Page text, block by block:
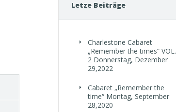
Letze Beiträge
Charlestone Cabaret
„Remember the times“ VOL.
2 Donnerstag, Dezember
29,2022
Cabaret „Remember the
time“ Montag, September
28,2020